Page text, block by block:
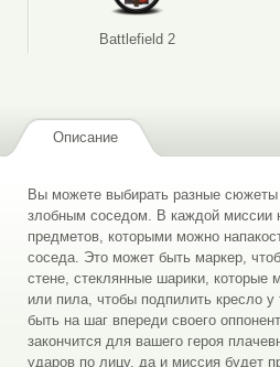
Battlefield 2
Описание
Вы можете выбирать разные сюжеты
злобным соседом. В каждой миссии
предметов, которыми можно
соседа. Это может быть маркер,
стене, стеклянные шарики, которые
или пила, чтобы подпилить кресло
быть на шаг впереди своего
закончится для вашего героя
ударов по лицу, да и миссия будет